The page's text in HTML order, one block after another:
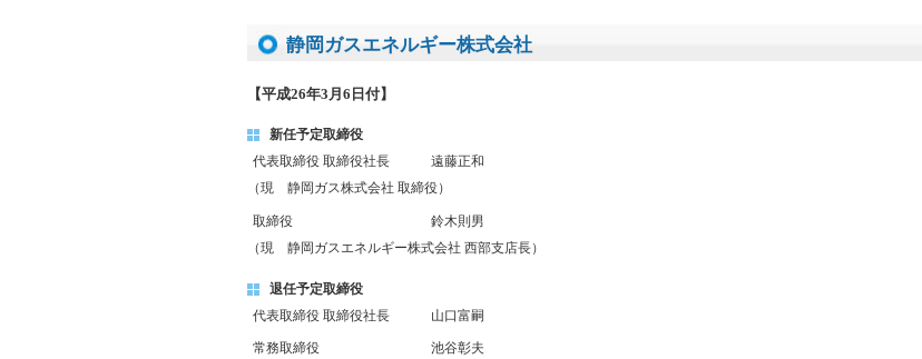
静岡ガスエネルギー株式会社
【平成26年3月6日付】
新任予定取締役
代表取締役 取締役社長
遠藤正和
（現 静岡ガス株式会社 取締役）
取締役
鈴木則男
（現 静岡ガスエネルギー株式会社 西部支店長）
退任予定取締役
代表取締役 取締役社長
山口富嗣
常務取締役 池谷彰夫